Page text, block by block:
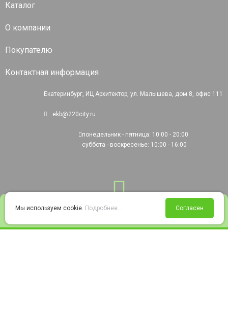
Войти Избранное Корзина
Каталог
О компании
Покупателю
Контактная информация
Екатеринбург, ИЦ Архитектор, ул. Малышева, дом 8, офис 111
ekb@220city.ru
понедельник - пятница: 10:00 - 20:00
суббота - воскресенье: 10:00 - 16:00
Мы используем cookie. Подробнее... Согласен